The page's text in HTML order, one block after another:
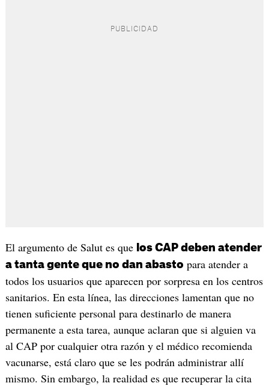
El argumento de Salut es que los CAP deben atender
a tanta gente que no dan abasto para atender a
todos los usuarios que aparecen por sorpresa en los centros
sanitarios. En esta línea, las direcciones lamentan que no
tienen suficiente personal para destinarlo de manera
permanente a esta tarea, aunque aclaran que si alguien va
al CAP por cualquier otra razón y el médico recomienda
vacunarse, está claro que se les podrán administrar allí
mismo. Sin embargo, la realidad es que recuperar la cita